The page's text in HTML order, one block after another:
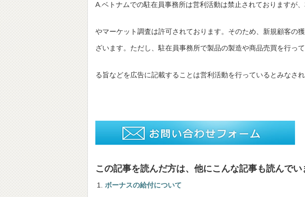
A.ベトナムでの駐在員事務所は営利活動は禁止されておりますが
やマーケット調査は許可されております。そのため、新規顧客の
ざいます。ただし、駐在員事務所で製品の製造や商品売買を行っ
る旨などを広告に記載することは営利活動を行っているとみなさ
この記事を読んだ方は、他にこんな記事も読んでい
ボーナスの給付について